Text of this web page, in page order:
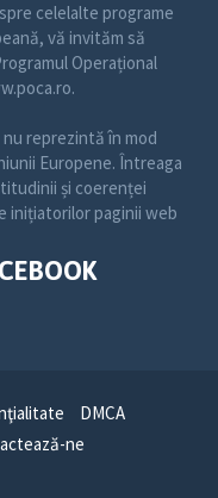
celelalte programe
vă invităm să
Operațional
reprezintă în mod
Europene. Întreaga
și coerenței
inițiatorilor paginii web
DMCA
ne